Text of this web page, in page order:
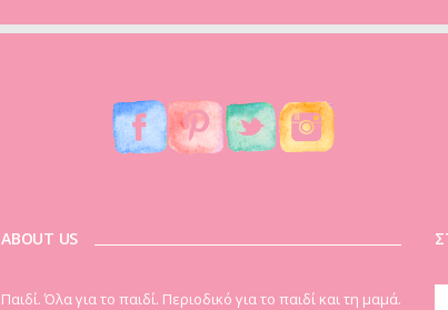
ABOUT US
Παιδί. Όλα για το παιδί. Περιοδικό για το παιδί και τη μαμά.